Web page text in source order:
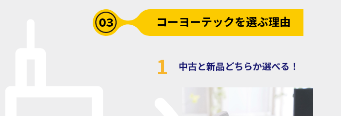
コーヨーテックを選ぶ理由
1 中古と新品どちらか選べる！